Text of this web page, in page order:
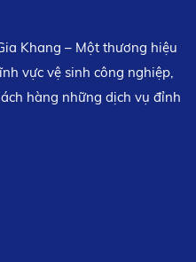
Khang – Một thương hiệu
vực vệ sinh công nghiệp,
hàng những dịch vụ đỉnh